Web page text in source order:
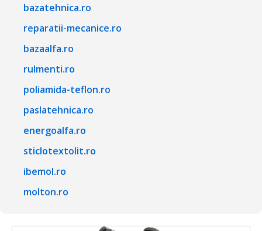
bazatehnica.ro
reparatii-mecanice.ro
bazaalfa.ro
rulmenti.ro
poliamida-teflon.ro
paslatehnica.ro
energoalfa.ro
sticlotextolit.ro
ibemol.ro
molton.ro